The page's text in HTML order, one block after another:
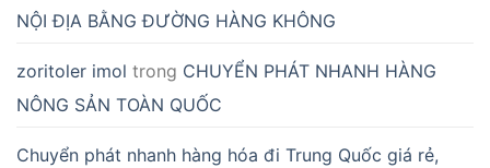
NỘI ĐỊA BẰNG ĐƯỜNG HÀNG KHÔNG
zoritoler imol trong CHUYỂN PHÁT NHANH HÀNG
NÔNG SẢN TOÀN QUỐC
Chuyển phát nhanh hàng hóa đi Trung Quốc giá rẻ,